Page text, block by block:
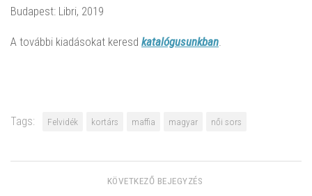
Budapest: Libri, 2019
A további kiadásokat keresd katalógusunkban
Tags: Felvidék kortárs maffia magyar női sors
KÖVETKEZŐ BEJEGYZÉS